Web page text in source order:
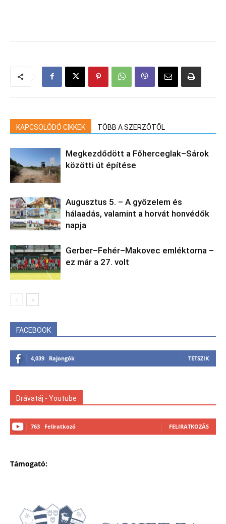
KAPCSOLÓDÓ CIKKEK TÖBB A SZERZŐTŐL
Megkezdődött a Főherceglak–Sárok
közötti út építése
Augusztus 5. – A győzelem és
hálaadás, valamint a horvát honvédők
napja
Gerber–Fehér–Makovec emléktorna –
ez már a 27. volt
FACEBOOK
4,039 Rajongók TETSZIK
Drávatáj - Youtube
763 Feliratkozó FELIRATKOZÁS
Támogató: